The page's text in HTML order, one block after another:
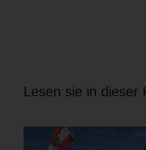
Lesen sie in